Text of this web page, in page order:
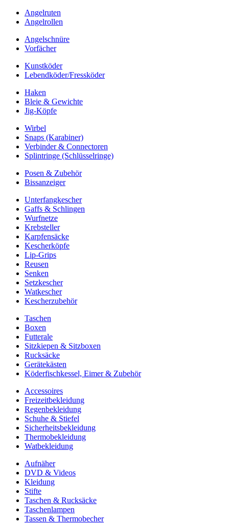
Angelruten
Angelrollen
Angelschnüre
Vorfächer
Kunstköder
Lebendköder/Fressköder
Haken
Bleie & Gewichte
Jig-Köpfe
Wirbel
Snaps (Karabiner)
Verbinder & Connectoren
Splintringe (Schlüsselringe)
Posen & Zubehör
Bissanzeiger
Unterfangkescher
Gaffs & Schlingen
Wurfnetze
Krebsteller
Karpfensäcke
Kescherköpfe
Lip-Grips
Reusen
Senken
Setzkescher
Watkescher
Kescherzubehör
Taschen
Boxen
Futterale
Sitzkiepen & Sitzboxen
Rucksäcke
Gerätekästen
Köderfischkessel, Eimer & Zubehör
Accessoires
Freizeitbekleidung
Regenbekleidung
Schuhe & Stiefel
Sicherheitsbekleidung
Thermobekleidung
Watbekleidung
Aufnäher
DVD & Videos
Kleidung
Stifte
Taschen & Rucksäcke
Taschenlampen
Tassen & Thermobecher